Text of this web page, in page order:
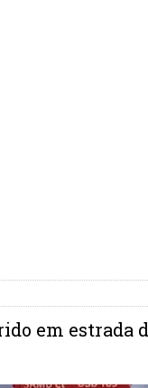
em estrada